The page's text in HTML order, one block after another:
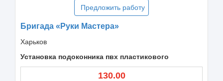
Предложить работу
Бригада «Руки Мастера»
Харьков
Установка подоконника пвх пластикового
130.00